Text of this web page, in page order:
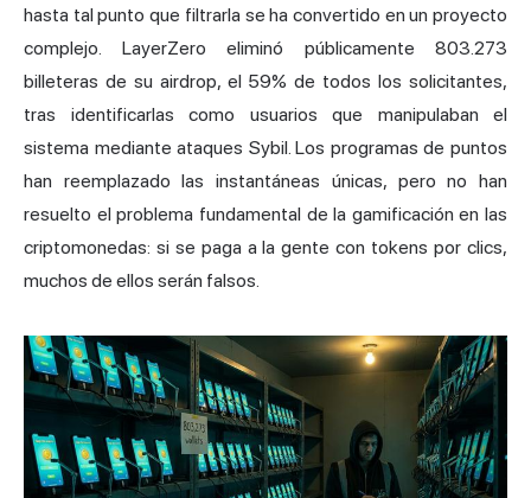
hasta tal punto que filtrarla se ha convertido en un proyecto
complejo. LayerZero eliminó públicamente 803.273
billeteras de su airdrop, el 59% de todos los solicitantes,
tras identificarlas como usuarios que manipulaban el
sistema mediante ataques Sybil. Los programas de puntos
han reemplazado las instantáneas únicas, pero no han
resuelto el problema fundamental de la gamificación en las
criptomonedas: si se paga a la gente con tokens por clics,
muchos de ellos serán falsos.